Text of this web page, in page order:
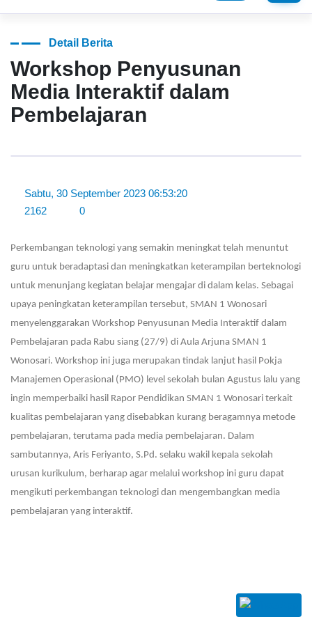
Masuk
Detail Berita
Workshop Penyusunan
Media Interaktif dalam
Pembelajaran
Sabtu, 30 September 2023 06:53:20
2162
0
Perkembangan teknologi yang semakin meningkat telah menuntut
guru untuk beradaptasi dan meningkatkan keterampilan berteknologi
untuk menunjang kegiatan belajar mengajar di dalam kelas. Sebagai
upaya peningkatan keterampilan tersebut, SMAN 1 Wonosari
menyelenggarakan Workshop Penyusunan Media Interaktif dalam
Pembelajaran pada Rabu siang (27/9) di Aula Arjuna SMAN 1
Wonosari. Workshop ini juga merupakan tindak lanjut hasil Pokja
Manajemen Operasional (PMO) level sekolah bulan Agustus lalu yang
ingin memperbaiki hasil Rapor Pendidikan SMAN 1 Wonosari terkait
kualitas pembelajaran yang disebabkan kurang beragamnya metode
pembelajaran, terutama pada media pembelajaran. Dalam
sambutannya, Aris Feriyanto, S.Pd. selaku wakil kepala sekolah
urusan kurikulum, berharap agar melalui workshop ini guru dapat
mengikuti perkembangan teknologi dan mengembangkan media
pembelajaran yang interaktif.